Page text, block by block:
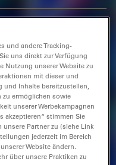
Messung im Nu.
und andere Tracking-
uns direkt zur Verfügung
Nutzung unserer Website zu
mit dieser und
und Inhalte bereitzustellen,
zu ermöglichen sowie
unserer Werbekampagnen
akzeptieren“ stimmen Sie
unsere Partner zu (siehe Link
jederzeit im Bereich
Website ändern.
über unsere Praktiken zu